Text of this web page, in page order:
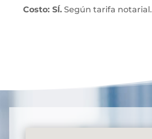
Costo: SÍ.Según tarifa notarial.